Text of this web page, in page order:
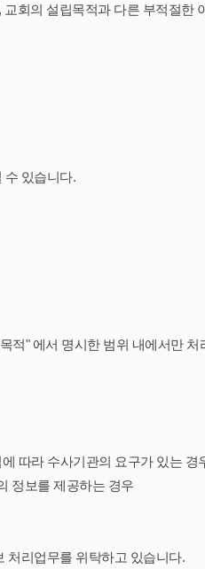
회의 설립목적과 다른 부적절
수 있습니다.
적" 에서 명시한 범위 내에서만
따라 수사기관의 요구가 있는 경
정보를 제공하는 경우
처리업무를 위탁하고 있습니다.